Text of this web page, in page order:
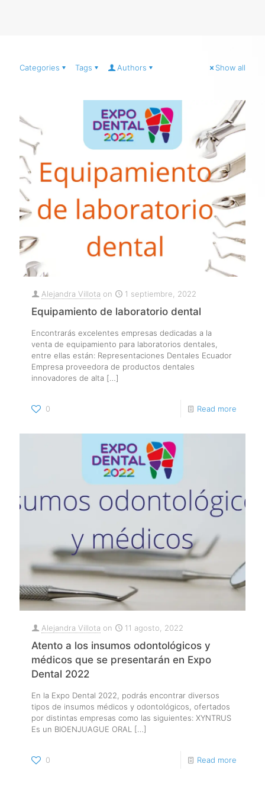
Categories Tags Authors Show all
Alejandra Villota on 1 septiembre, 2022
Equipamiento de laboratorio dental
Encontrarás excelentes empresas dedicadas a la
venta de equipamiento para laboratorios dentales,
entre ellas están: Representaciones Dentales Ecuador
Empresa proveedora de productos dentales
innovadores de alta […]
0 Read more
Alejandra Villota on 11 agosto, 2022
Atento a los insumos odontológicos y
médicos que se presentarán en Expo
Dental 2022
En la Expo Dental 2022, podrás encontrar diversos
tipos de insumos médicos y odontológicos, ofertados
por distintas empresas como las siguientes: XYNTRUS
Es un BIOENJUAGUE ORAL
[…]
0 Read more